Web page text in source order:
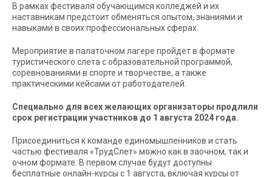
В рамках фестиваля обучающимся колледжей и их
наставникам предстоит обменяться опытом, знаниями и
навыками в своих профессиональных сферах.
Мероприятие в палаточном лагере пройдет в формате
туристического слета с образовательной программой,
соревнованиями в спорте и творчестве, а также
практическими кейсами от работодателей.
Специально для всех желающих организаторы продлили
срок регистрации участников до 1 августа 2024 года.
Присоединиться к команде единомышленников и стать
частью фестиваля «ТрудСлет» можно как в заочном, так и
очном формате. В первом случае будут доступны
бесплатные онлайн-курсы с 1 августа, включая курсы от